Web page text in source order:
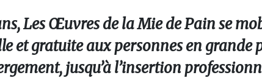
Les Œuvres de la Mie de Pain se
et gratuite aux personnes en grande
jusqu’à l’insertion